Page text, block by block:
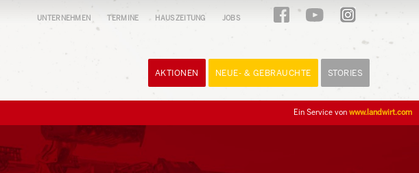
UNTERNEHMEN TERMINE HAUSZEITUNG JOBS
AKTIONEN NEUE- & GEBRAUCHTE STORIES
Ein Service von www.landwirt.com